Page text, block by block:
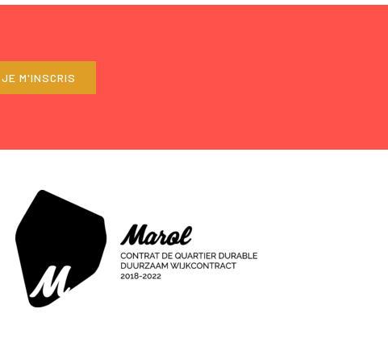
JE M'INSCRIS